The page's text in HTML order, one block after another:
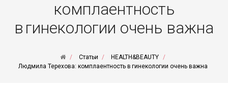
комплаентность
в гинекологии очень важна
Статьи
HEALTH&BEAUTY
Людмила Терехова: комплаентность в гинекологии очень важна